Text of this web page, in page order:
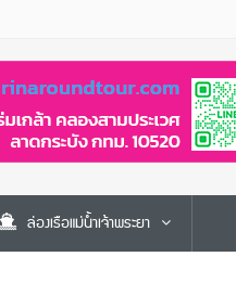
ล่องเรือแม่น้ำเจ้าพระยา